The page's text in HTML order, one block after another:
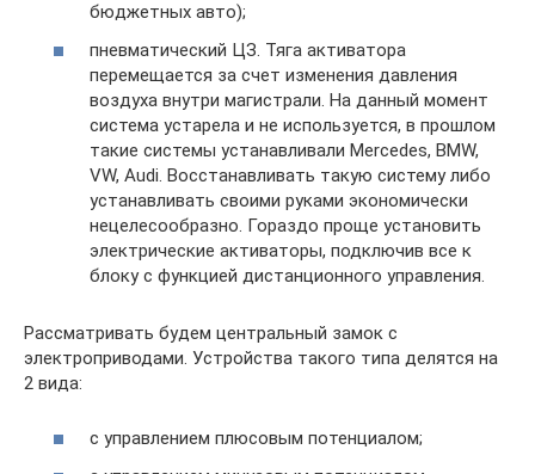
бюджетных авто);
пневматический ЦЗ. Тяга активатора
перемещается за счет изменения давления
воздуха внутри магистрали. На данный момент
система устарела и не используется, в прошлом
такие системы устанавливали Mercedes, BMW,
VW, Audi. Восстанавливать такую систему либо
устанавливать своими руками экономически
нецелесообразно. Гораздо проще установить
электрические активаторы, подключив все к
блоку с функцией дистанционного управления.
Рассматривать будем центральный замок с
электроприводами. Устройства такого типа делятся на
2 вида:
с управлением плюсовым потенциалом;